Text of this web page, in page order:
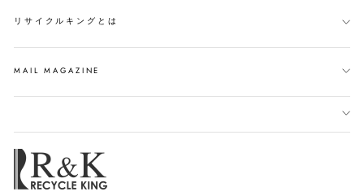
リサイクルキングとは
MAIL MAGAZINE